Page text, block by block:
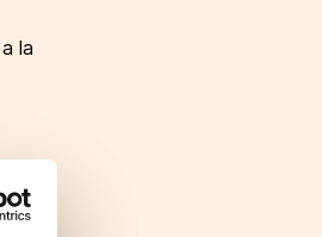
la